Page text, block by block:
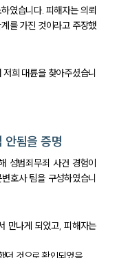
였습니다. 피해자는 의뢰
를 가진 것이라고 주장했
희 대륜을 찾아주셨습니
안됨을 증명
성범죄무죄 사건 경험이
호사 팀을 구성하였습니
만나게 되었고, 피해자는